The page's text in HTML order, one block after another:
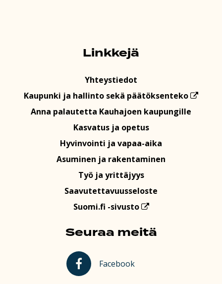
Linkkejä
Yhteystiedot
Kaupunki ja hallinto sekä päätöksenteko
Anna palautetta Kauhajoen kaupungille
Kasvatus ja opetus
Hyvinvointi ja vapaa-aika
Asuminen ja rakentaminen
Työ ja yrittäjyys
Saavutettavuusseloste
Suomi.fi -sivusto
Seuraa meitä
Kauhajoki Facebookissa
Facebook